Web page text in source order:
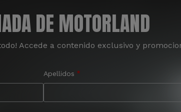
DE MOTORLAND
Accede a contenido exclusivo y
Apellidos